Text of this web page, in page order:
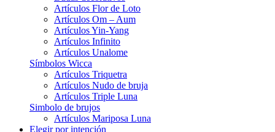
Artículos Flor de Loto
Artículos Om – Aum
Artículos Yin-Yang
Artículos Infinito
Artículos Unalome
Símbolos Wicca
Artículos Triquetra
Artículos Nudo de bruja
Artículos Triple Luna
Simbolo de brujos
Artículos Mariposa Luna
Elegir por intención